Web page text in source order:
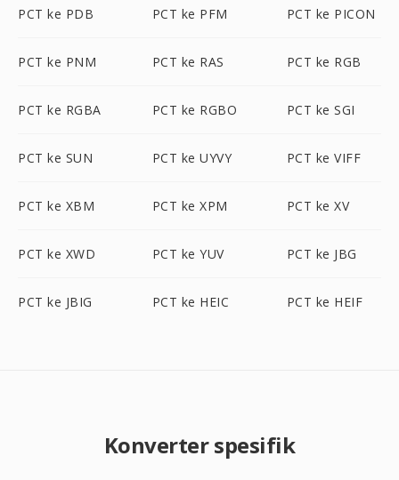
PCT ke PDB PCT ke PFM PCT ke PICON
PCT ke PNM PCT ke RAS PCT ke RGB
PCT ke RGBA PCT ke RGBO PCT ke SGI
PCT ke SUN PCT ke UYVY PCT ke VIFF
PCT ke XBM PCT ke XPM PCT ke XV
PCT ke XWD PCT ke YUV PCT ke JBG
PCT ke JBIG PCT ke HEIC PCT ke HEIF
Konverter spesifik